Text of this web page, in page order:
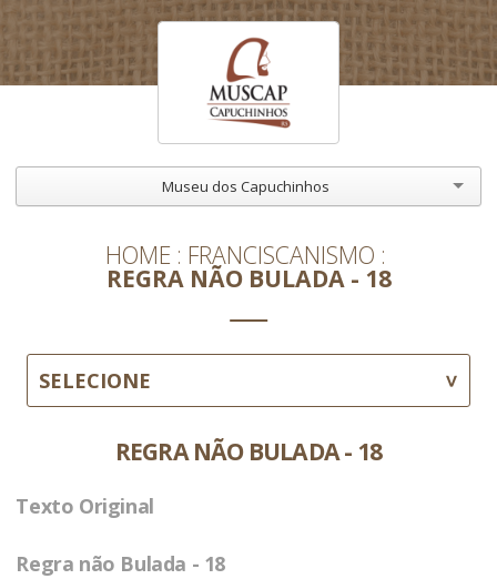
Museu dos Capuchinhos
HOME FRANCISCANISMO
REGRA NÃO BULADA - 18
SELECIONE
REGRA NÃO BULADA - 18
Texto Original
Regra não Bulada - 18